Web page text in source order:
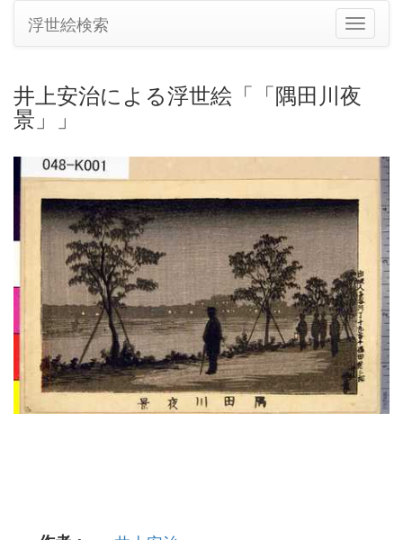
ナ
ビ
シ
替
え
浮世絵検索
井上安治による浮世絵「「隅田川夜
景」」